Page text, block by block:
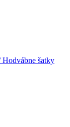
Hodvábne šatky